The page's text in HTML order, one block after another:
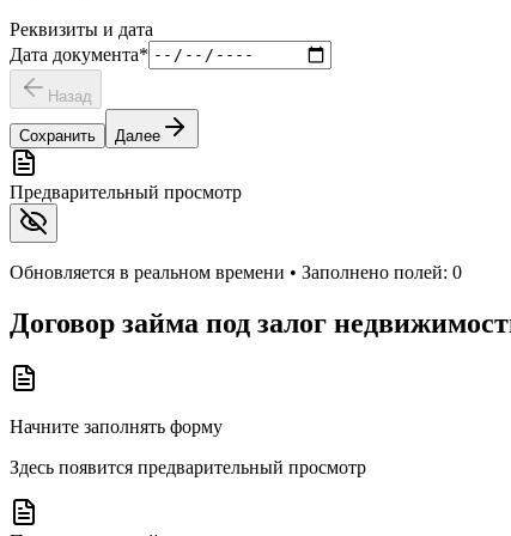
Реквизиты и дата
Дата документа*
Назад
Сохранить Далее
Предварительный просмотр
Обновляется в реальном времени • Заполнено полей: 0
Договор займа под залог
Начните заполнять форму
Здесь появится предварительный просмотр